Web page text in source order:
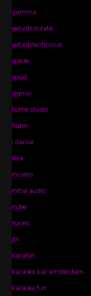
gamma
geluidsisolatie
geluidstechnicus
goede
goud
gyproc
home studio
huren
i dance
ikea
incatro
initial audio
inzee
itunes
jbl
karafun
karaoke bar amsterdam
karaoke fun